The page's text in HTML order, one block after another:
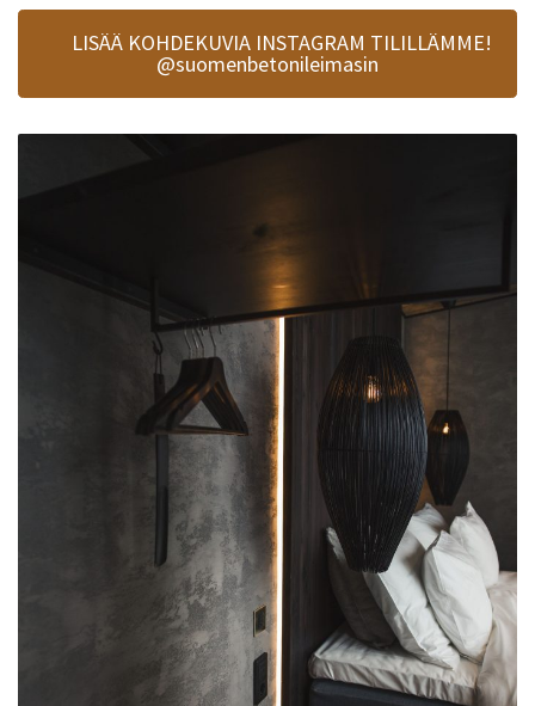
LISÄÄ KOHDEKUVIA INSTAGRAM TILILLÄMME!
@suomenbetonileimasin